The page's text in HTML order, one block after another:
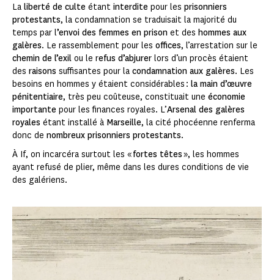
La liberté de culte étant interdite pour les prisonniers
protestants, la condamnation se traduisait la majorité du
temps par l’envoi des femmes en prison et des hommes aux
galères. Le rassemblement pour les offices, l’arrestation sur le
chemin de l’exil ou le refus d’abjurer lors d’un procès étaient
des raisons suffisantes pour la condamnation aux galères. Les
besoins en hommes y étaient considérables : la main d’œuvre
pénitentiaire, très peu coûteuse, constituait une économie
importante pour les finances royales. L’Arsenal des galères
royales étant installé à Marseille, la cité phocéenne renferma
donc de nombreux prisonniers protestants.
À If, on incarcéra surtout les «fortes têtes», les hommes
ayant refusé de plier, même dans les dures conditions de vie
des galériens.